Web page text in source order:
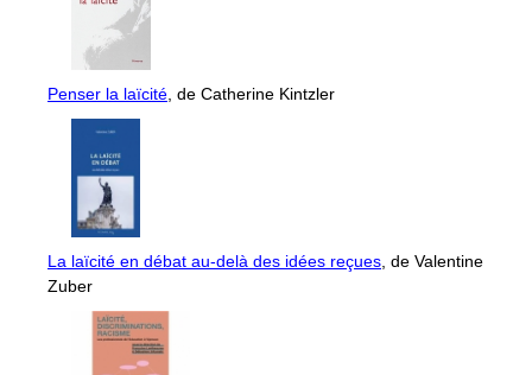
Penser la laïcité , de Catherine Kintzler
La laïcité en débat au-delà des idées reçues , de Valentine
Zuber